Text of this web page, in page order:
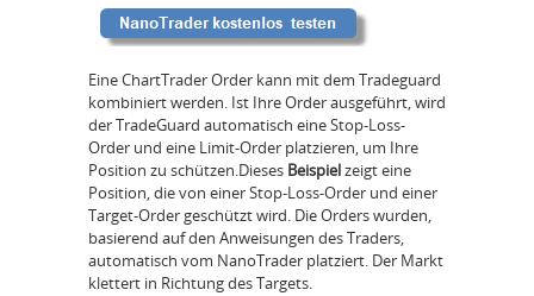
Eine ChartTrader Order kann mit dem Tradeguard
kombiniert werden. Ist Ihre Order ausgeführt, wird
der TradeGuard automatisch eine Stop-Loss-
Order und eine Limit-Order platzieren, um Ihre
Position zu schützen.Dieses Beispielzeigt eine
Position, die von einer Stop-Loss-Order und einer
Target-Order geschützt wird. Die Orders wurden,
basierend auf den Anweisungen des Traders,
automatisch vom NanoTrader platziert. Der Markt
klettert in Richtung des Targets.